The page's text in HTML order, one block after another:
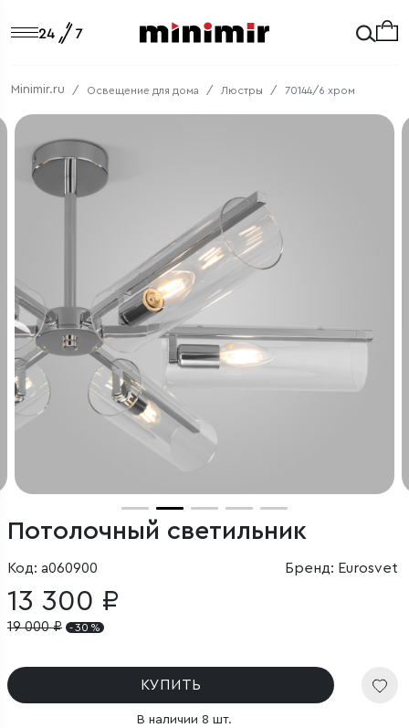
Minimir.ru Освещение для дома Люстры 70144/6 хром
Потолочный светильник
Код: a060900 Бренд: Eurosvet
13 300 ₽
19 000₽ - 30 %
КУПИТЬ
В наличии 8 шт.